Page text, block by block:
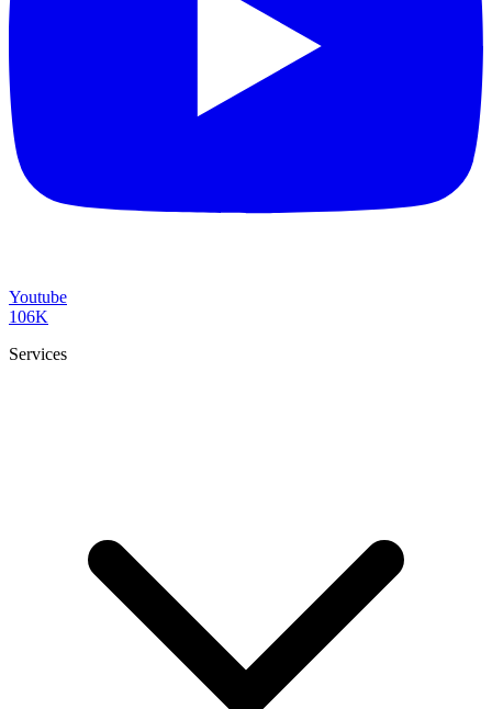
Youtube
106K
Services